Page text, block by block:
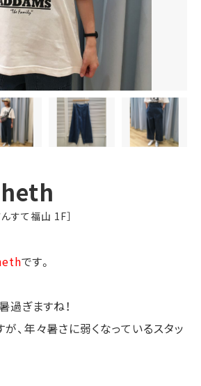
んすて福山 1F］
です。
過ぎますね！
、年々暑さに弱くなっているスタッ